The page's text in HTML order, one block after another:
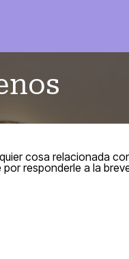
cosa relacionada
responderle a la